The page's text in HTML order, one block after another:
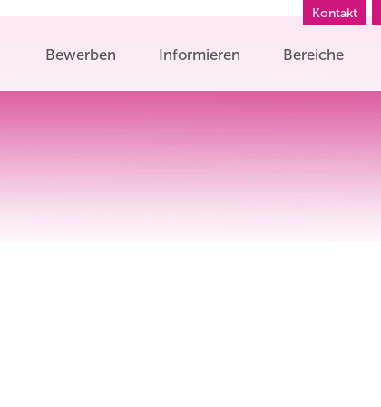
Kontakt
Bewerben Informieren Bereiche